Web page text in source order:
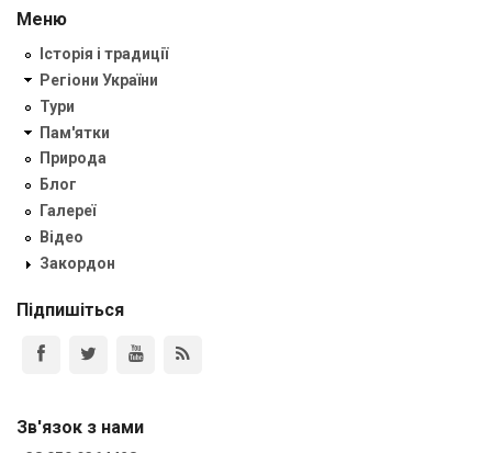
Меню
Історія і традиції
Регіони України
Тури
Пам'ятки
Природа
Блог
Галереї
Відео
Закордон
Підпишіться
Зв'язок з нами